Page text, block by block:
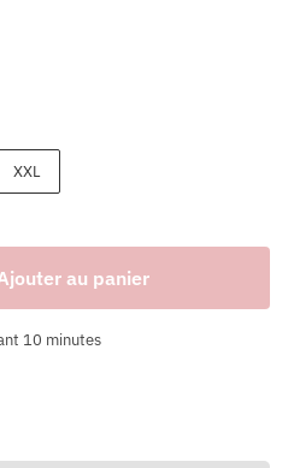
XXL
au panier
10 minutes